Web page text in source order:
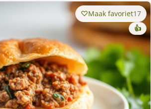
Maak favoriet17
👍